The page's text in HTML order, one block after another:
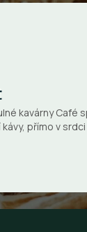
kavárny Café
přímo v srdci